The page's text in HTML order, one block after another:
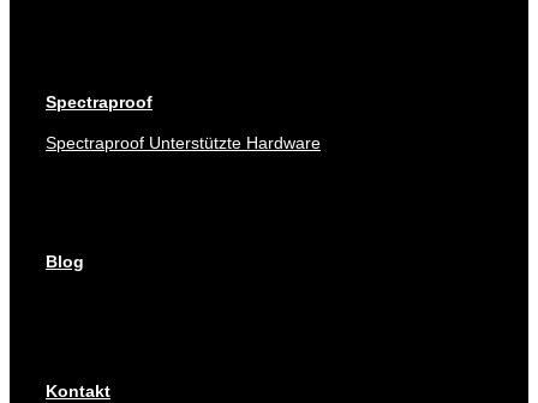
Spectraproof
Spectraproof Unterstützte Hardware
Blog
Kontakt